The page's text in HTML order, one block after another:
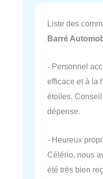
Liste des
Barré
- Personnel
efficace et à la
étoiles.
dépense.
- Heureux
Célério, nous
été très bien